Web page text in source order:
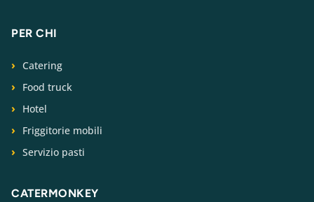
PER CHI
Catering
Food truck
Hotel
Friggitorie mobili
Servizio pasti
CATERMONKEY